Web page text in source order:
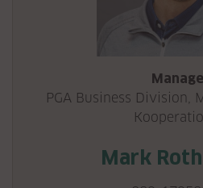
PGA Business Division,
Mark